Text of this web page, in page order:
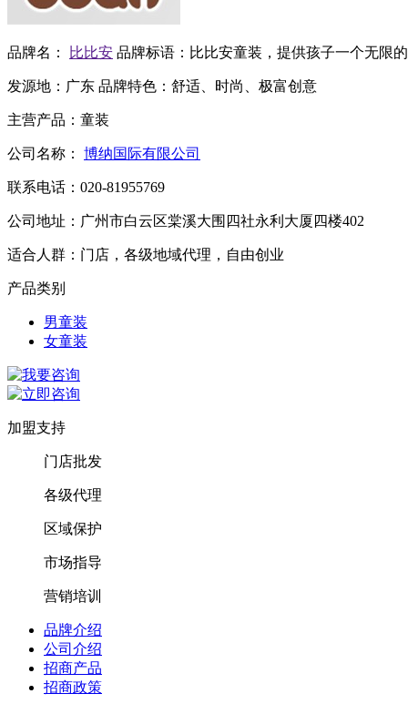
品牌名： 比比安 品牌标语： 比比安童装，提供孩子一个无限
发源地： 广东 品牌特色： 舒适、时尚、极富创意
主营产品： 童装
公司名称： 博纳国际有限公司
联系电话： 020-81955769
公司地址： 广州市白云区棠溪大围四社永利大厦四楼402
适合人群： 门店，各级地域代理，自由创业
产品类别
男童装
女童装
加盟支持
门店批发
各级代理
区域保护
市场指导
营销培训
品牌介绍
公司介绍
招商产品
招商政策